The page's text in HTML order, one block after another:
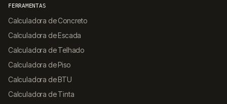
FERRAMENTAS
Calculadora de Concreto
Calculadora de Escada
Calculadora de Telhado
Calculadora de Piso
Calculadora de BTU
Calculadora de Tinta